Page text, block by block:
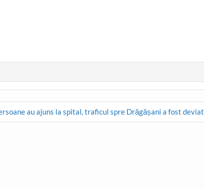
au ajuns la spital, traficul spre Drăgășani a fost deviat